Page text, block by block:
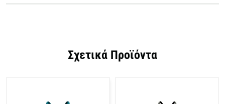
Σχετικά Προϊόντα